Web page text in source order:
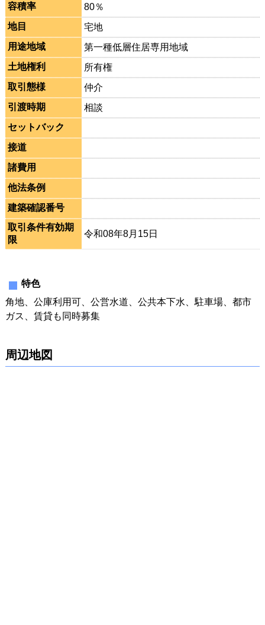
容積率
80％
地目
宅地
用途地域
第一種低層住居専用地域
土地権利
所有権
取引態様
仲介
引渡時期
相談
セットバック
接道
諸費用
他法条例
建築確認番号
取引条件有効期
限
令和08年8月15日
特色
角地、公庫利用可、公営水道、公共本下水、駐車場、都市
ガス、賃貸も同時募集
周辺地図